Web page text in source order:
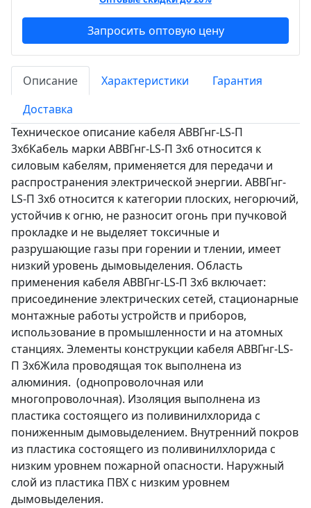
Запросить оптовую цену
Описание Характеристики
Гарантия
Доставка
Техническое описание кабеля АВВГнг-LS-П
3х6Кабель марки АВВГнг-LS-П 3х6 относится к
силовым кабелям, применяется для передачи и
распространения электрической энергии. АВВГнг-
LS-П 3х6 относится к категории плоских, негорючий,
устойчив к огню, не разносит огонь при пучковой
прокладке и не выделяет токсичные и
разрушающие газы при горении и тлении, имеет
низкий уровень дымовыделения. Область
применения кабеля АВВГнг-LS-П 3х6 включает:
присоединение электрических сетей, стационарные
монтажные работы устройств и приборов,
использование в промышленности и на атомных
станциях. Элементы конструкции кабеля АВВГнг-LS-
П 3х6Жила проводящая ток выполнена из
алюминия. (однопроволочная или
многопроволочная). Изоляция выполнена из
пластика состоящего из поливинилхлорида с
пониженным дымовыделением. Внутренний покров
из пластика состоящего из поливинилхлорида с
низким уровнем пожарной опасности. Наружный
слой из пластика ПВХ с низким уровнем
дымовыделения.